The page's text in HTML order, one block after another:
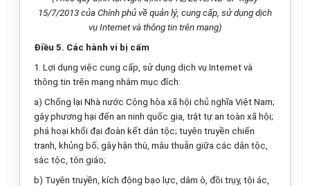
15/7/2013 của Chính phủ về quản lý, cung cấp, sử dụng dịch
vụ Internet và thông tin trên mạng)
Điều 5. Các hành vi bị cấm
1. Lợi dụng việc cung cấp, sử dụng dịch vụ Internet và
thông tin trên mạng nhằm mục đích:
a) Chống lại Nhà nước Cộng hòa xã hội chủ nghĩa Việt Nam;
gây phương hại đến an ninh quốc gia, trật tự an toàn xã hội;
phá hoại khối đại đoàn kết dân tộc; tuyên truyền chiến
tranh, khủng bố; gây hận thù, mâu thuẫn giữa các dân tộc,
sắc tộc, tôn giáo;
b) Tuyên truyền, kích động bạo lực, dâm ô, đồi trụy, tội ác,